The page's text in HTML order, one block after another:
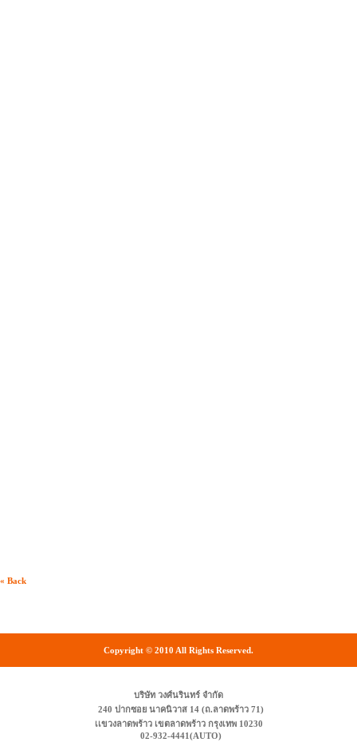
« Back
Copyright © 2010 All Rights Reserved.
บริษัท วงศ์นรินทร์ จำกัด
240 ปากซอย นาคนิวาส 14 (ถ.ลาดพร้าว 71)
เเขวงลาดพร้าว เขตลาดพร้าว กรุงเทพ 10230
02-932-4441(AUTO)